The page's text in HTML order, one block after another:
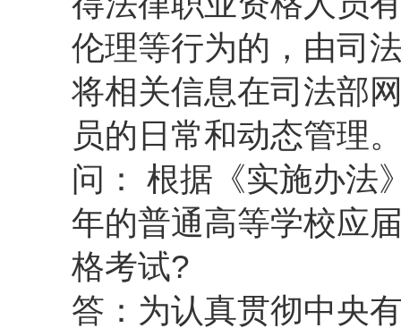
伦理等行为的，由司
将相关信息在司法部
员的日常和动态管理
问： 根据《实施办法
年的普通高等学校应
格考试?
答：为认真贯彻中央